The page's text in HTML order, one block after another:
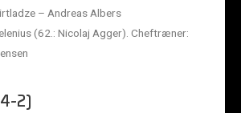
– Andreas Albers
(62.: Nicolaj Agger). Cheftræner:
2)